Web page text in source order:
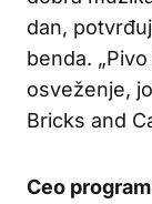
dan,
benda.
osveženje,
Bricks and
Ceo